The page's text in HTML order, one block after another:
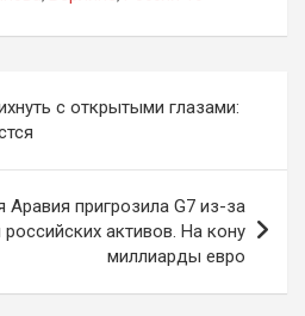
с открытыми глазами:
Аравия пригрозила G7 из-за
активов. На кону
миллиарды евро